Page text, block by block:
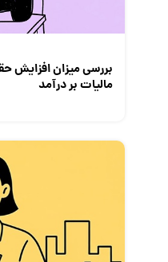
مالیات بر درآمد